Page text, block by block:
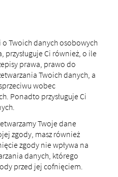
Twoich danych osobowych
Ci również, o ile
prawa, prawo do
Twoich danych, a
wobec
Ponadto przysługuje Ci
Twoje dane
zgody, masz również
zgody nie wpływa na
danych, którego
przed jej cofnięciem.